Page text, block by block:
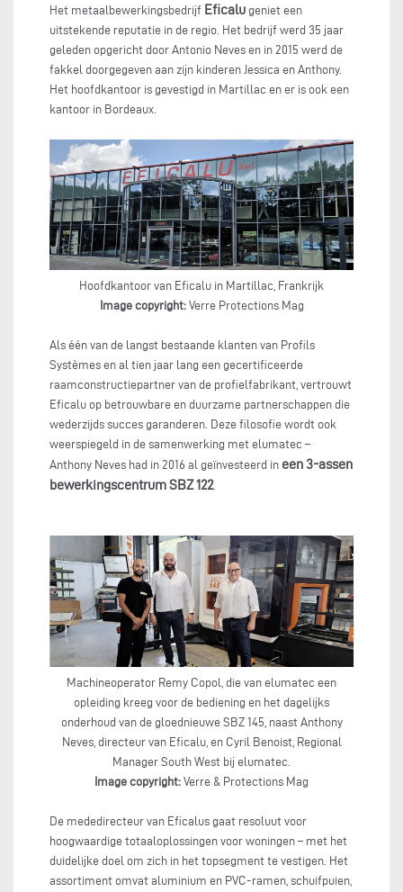
Het metaalbewerkingsbedrijf Eficalu geniet een
uitstekende reputatie in de regio. Het bedrijf werd 35 jaar
geleden opgericht door Antonio Neves en in 2015 werd de
fakkel doorgegeven aan zijn kinderen Jessica en Anthony.
Het hoofdkantoor is gevestigd in Martillac en er is ook een
kantoor in Bordeaux.
Hoofdkantoor van Eficalu in Martillac, Frankrijk
Image copyright:Verre Protections Mag
Als één van de langst bestaande klanten van Profils
Systèmes en al tien jaar lang een gecertificeerde
raamconstructiepartner van de profielfabrikant, vertrouwt
Eficalu op betrouwbare en duurzame partnerschappen die
wederzijds succes garanderen. Deze filosofie wordt ook
weerspiegeld in de samenwerking met elumatec –
Anthony Neves had in 2016 al geïnvesteerd in een 3-assen
bewerkingscentrum SBZ 122.
Machineoperator Remy Copol, die van elumatec een
opleiding kreeg voor de bediening en het dagelijks
onderhoud van de gloednieuwe SBZ 145, naast Anthony
Neves, directeur van Eficalu, en Cyril Benoist, Regional
Manager South West bij elumatec.
Image copyright: Verre & Protections Mag
De mededirecteur van Eficalus gaat resoluut voor
hoogwaardige totaaloplossingen voor woningen – met het
duidelijke doel om zich in het topsegment te vestigen. Het
assortiment omvat aluminium en PVC-ramen, schuifpuien,